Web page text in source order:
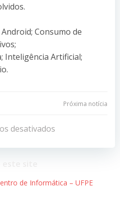
Android; Consumo de
Inteligência Artificial;
Navegação
de
Post
Próxima notícia
desativados
de Informática – UFPE